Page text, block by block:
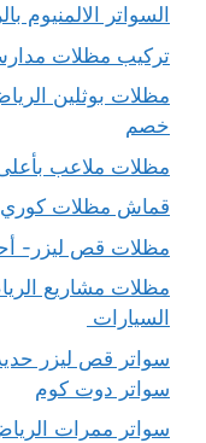
السواتر الالمنيوم
تركيب مظلات مدارس و
خصم
مظلات ملاعب بأعلى جودة
قماش مظلات كوري أصلي 20% خصم
مظلات قص ليزر-
مظلات مشاريع
السيارات
سواتر قص ليزر
سواتر دوت كوم